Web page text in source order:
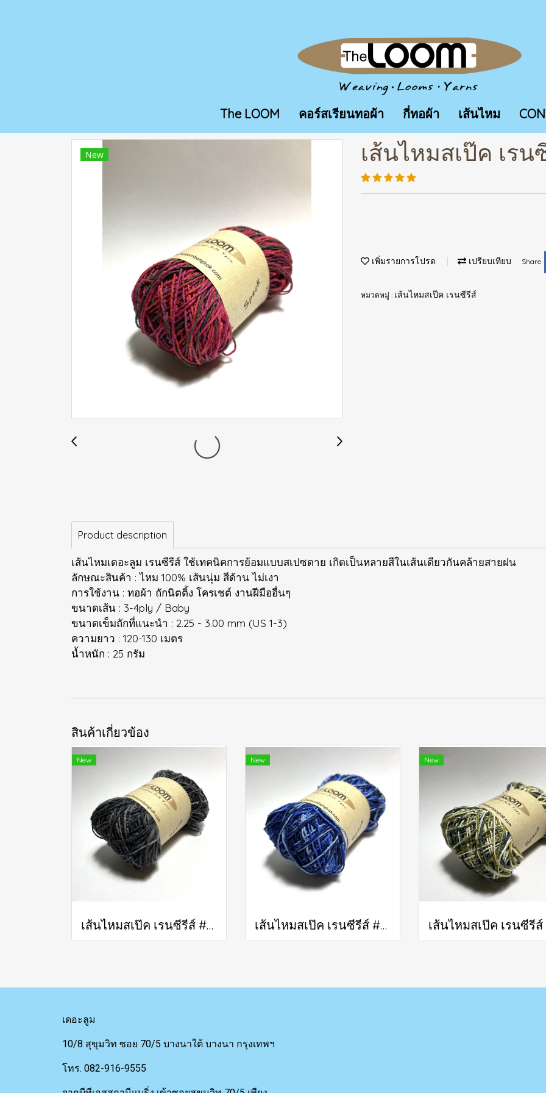
The LOOM คอร์สเรียนทอผ้า กี่ทอผ้า เส้นไหม
New เส้นไหมสเป๊ค เรน
เพิ่มรายการโปรด เปรียบเทียบ Share
หมวดหมู่ : เส้นไหมสเป๊ค เรนซีรีส์
Product description
เส้นไหมเดอะลูม เรนซีรีส์ ใช้เทคนิคการย้อมแบบสเปซดาย เกิดเป็นหลายสีในเส้นเดียวกันคล้ายสายฝน
ลักษณะสินค้า : ไหม 100% เส้นนุ่ม สีด้าน ไม่เงา
การใช้งาน : ทอผ้า ถักนิตติ้ง โครเชต์ งานฝีมืออื่นๆ
ขนาดเส้น : 3-4ply / Baby
ขนาดเข็มถักที่แนะนำ : 2.25 - 3.00 mm (US 1-3)
ความยาว : 120-130 เมตร
น้ำหนัก : 25 กรัม
สินค้าเกี่ยวข้อง
New
เส้นไหมสเป๊ค เรนซีรีส์ #310
New
เส้นไหมสเป๊ค เรนซีรีส์ #309
New
เดอะลูม
10/8 สุขุมวิท ซอย 70/5 บางนาใต้ บางนา กรุงเทพฯ
โทร. 082-916-9555